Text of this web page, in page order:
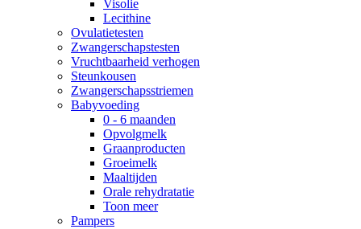
Visolie
Lecithine
Ovulatietesten
Zwangerschapstesten
Vruchtbaarheid verhogen
Steunkousen
Zwangerschapsstriemen
Babyvoeding
0 - 6 maanden
Opvolgmelk
Graanproducten
Groeimelk
Maaltijden
Orale rehydratatie
Toon meer
Pampers